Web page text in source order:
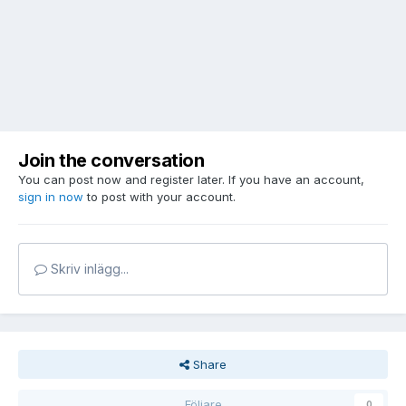
Join the conversation
You can post now and register later. If you have an account,
sign in now to post with your account.
Skriv inlägg...
Share